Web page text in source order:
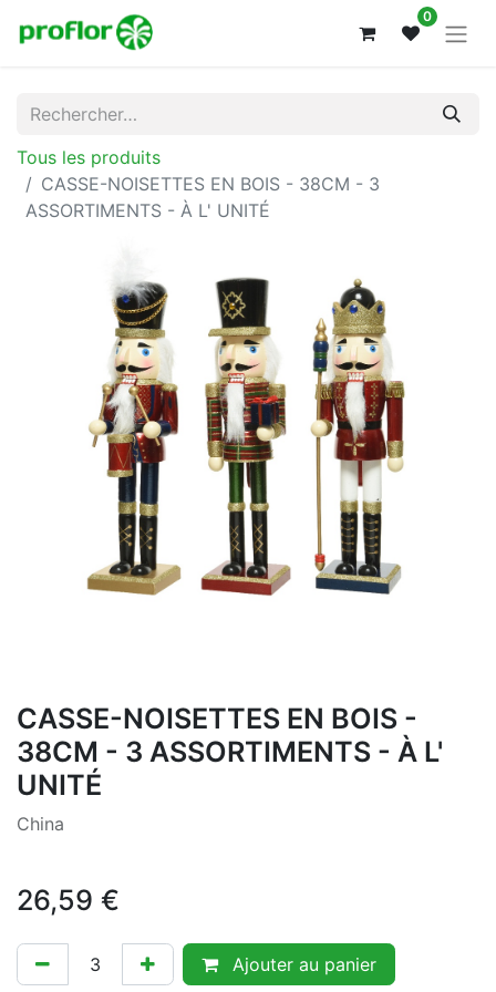
0
Tous les produits
CASSE-NOISETTES EN BOIS - 38CM - 3
ASSORTIMENTS - À L' UNITÉ
CASSE-NOISETTES EN BOIS -
38CM - 3 ASSORTIMENTS - À L'
UNITÉ
China
26,59 €
Ajouter au panier